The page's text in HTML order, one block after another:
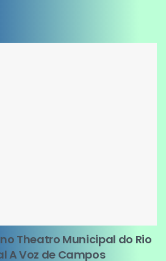
Theatro Municipal do Rio
A Voz de Campos